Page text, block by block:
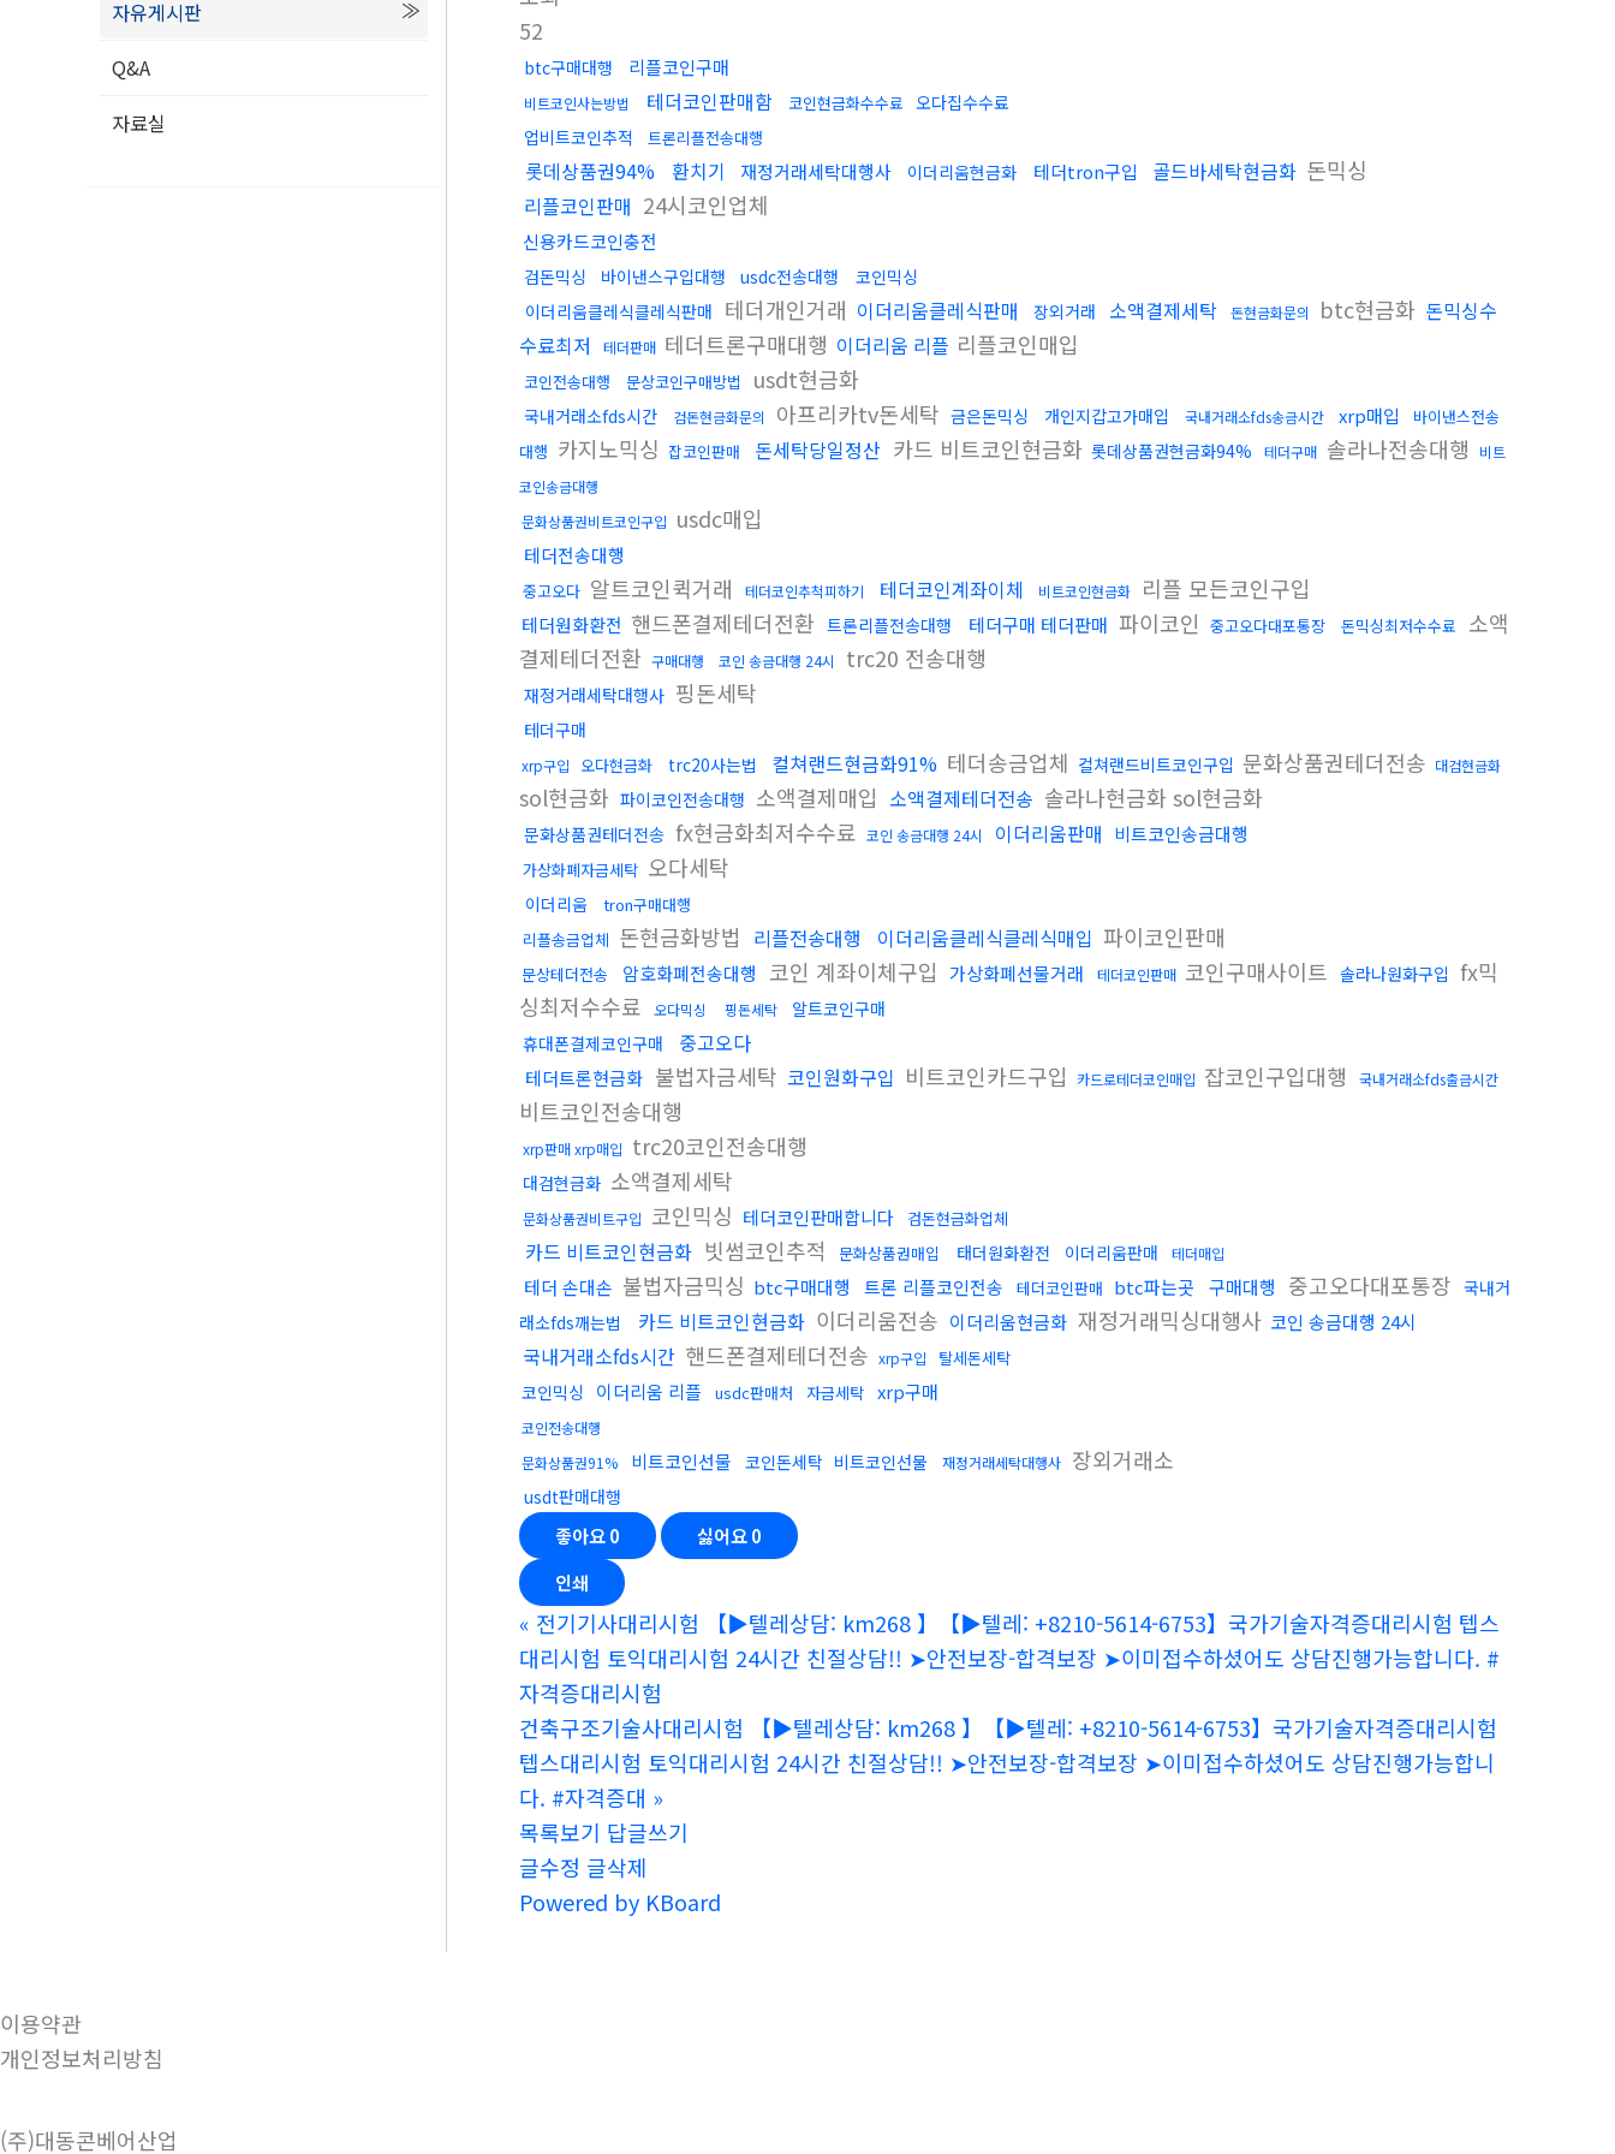
자유게시판
Q&A
자료실
52
btc구매대행 리플코인구매
비트코인사는방법 테더코인판매함 코인현금화수수료 오다집수수료
업비트코인추적
트론리플전송대행
롯데상품권94% 환치기 재정거래세탁대행사 이더리움현금화 테더tron구입 골드바세탁현금화 돈믹싱
리플코인판매 24시코인업체
신용카드코인충전
검돈믹싱 바이낸스구입대행 usdc전송대행
코인믹싱
이더리움클레식클레식판매 테더개인거래 이더리움클레식판매 장외거래 소액결제세탁 돈현금화문의 btc현금화 돈믹싱수
수료최저
테더판매 테더트론구매대행 이더리움 리플 리플코인매입
코인전송대행 문상코인구매방법 usdt현금화
국내거래소fds시간 검돈현금화문의 아프리카tv돈세탁 금은돈믹싱 개인지갑고가매입 국내거래소fds송금시간 xrp매입
바이낸스전송
대행 카지노믹싱 잡코인판매 돈세탁당일정산 카드 비트코인현금화 롯데상품권현금화94% 테더구매 솔라나전송대행
비트
코인송금대행
문화상품권비트코인구입 usdc매입
테더전송대행
중고오다 알트코인퀵거래 테더코인추척피하기 테더코인계좌이체 비트코인현금화 리플 모든코인구입
테더원화환전 핸드폰결제테더전환 트론리플전송대행 테더구매 테더판매 파이코인 중고오다대포통장 돈믹싱최저수수료
소액
결제테더전환 구매대행 코인 송금대행 24시 trc20 전송대행
재정거래세탁대행사 핑돈세탁
테더구매
xrp구입 오다현금화 trc20사는법 컬쳐랜드현금화91% 테더송금업체 컬쳐랜드비트코인구입 문화상품권테더전송 대검현금화
sol현금화 파이코인전송대행 소액결제매입 소액결제테더전송 솔라나현금화 sol현금화
문화상품권테더전송 fx현금화최저수수료 코인 송금대행 24시 이더리움판매 비트코인송금대행
가상화폐자금세탁 오다세탁
이더리움
tron구매대행
리플송금업체 돈현금화방법 리플전송대행 이더리움클레식클레식매입 파이코인판매
문상테더전송 암호화폐전송대행 코인 계좌이체구입 가상화폐선물거래 테더코인판매 코인구매사이트 솔라나원화구입 fx믹
싱최저수수료
오다믹싱 핑돈세탁
알트코인구매
휴대폰결제코인구매
중고오다
테더트론현금화 불법자금세탁 코인원화구입 비트코인카드구입 카드로테더코인매입 잡코인구입대행 국내거래소fds출금시간
비트코인전송대행
xrp판매 xrp매입 trc20코인전송대행
대검현금화 소액결제세탁
문화상품권비트구입 코인믹싱 테더코인판매합니다 검돈현금화업체
카드 비트코인현금화 빗썸코인추적 문화상품권매입 태더원화환전 이더리움판매 테더매입
테더 손대손 불법자금믹싱 btc구매대행 트론 리플코인전송 테더코인판매 btc파는곳 구매대행 중고오다대포통장 국내거
래소fds깨는법
카드 비트코인현금화 이더리움전송 이더리움현금화 재정거래믹싱대행사 코인 송금대행 24시
국내거래소fds시간 핸드폰결제테더전송 xrp구입 탈세돈세탁
코인믹싱 이더리움 리플 usdc판매처 자금세탁 xrp구매
코인전송대행
문화상품권91%
비트코인선물 코인돈세탁 비트코인선물 재정거래세탁대행사 장외거래소
usdt판매대행
좋아요0 싫어요0
인쇄
« 전기기사대리시험 【▶텔레상담: km268 】【▶텔레: +8210-5614-6753】국가기술자격증대리시험 텝스
대리시험 토익대리시험 24시간 친절상담!! ➤안전보장-합격보장 ➤이미접수하셨어도 상담진행가능합니다. #
자격증대리시험
건축구조기술사대리시험 【▶텔레상담: km268 】【▶텔레: +8210-5614-6753】국가기술자격증대리시험
텝스대리시험 토익대리시험 24시간 친절상담!! ➤안전보장-합격보장 ➤이미접수하셨어도 상담진행가능합니
다. #자격증대 »
목록보기 답글쓰기
글수정 글삭제
Powered by KBoard
이용약관
개인정보처리방침
(주)대동콘베어산업